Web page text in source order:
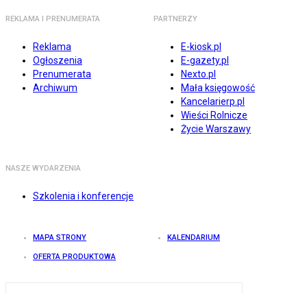
REKLAMA I PRENUMERATA
Reklama
Ogłoszenia
Prenumerata
Archiwum
PARTNERZY
E-kiosk.pl
E-gazety.pl
Nexto.pl
Mała księgowość
Kancelarierp.pl
Wieści Rolnicze
Życie Warszawy
NASZE WYDARZENIA
Szkolenia i konferencje
MAPA STRONY KALENDARIUM
OFERTA PRODUKTOWA